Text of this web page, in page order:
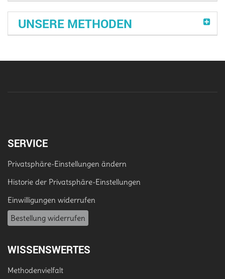
UNSERE METHODEN
SERVICE
Privatsphäre-Einstellungen ändern
Historie der Privatsphäre-Einstellungen
Einwilligungen widerrufen
Bestellung widerrufen
WISSENSWERTES
Methodenvielfalt